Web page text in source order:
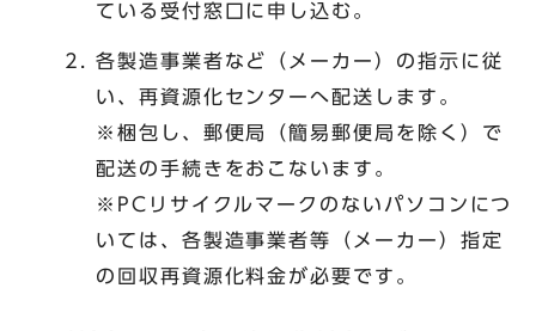
ている受付窓口に申し込む。
各製造事業者など（メーカー）の指示に従
い、再資源化センターへ配送します。
※梱包し、郵便局（簡易郵便局を除く）で
配送の手続きをおこないます。
※PCリサイクルマークのないパソコンにつ
いては、各製造事業者等（メーカー）指定
の回収再資源化料金が必要です。